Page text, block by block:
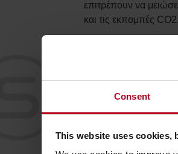
Consent
This website uses cookies,
επιτρέπουν να
και τις εκπομπές CO2.
στον βασικό
μπορούν εύκολα να
την Toyota,